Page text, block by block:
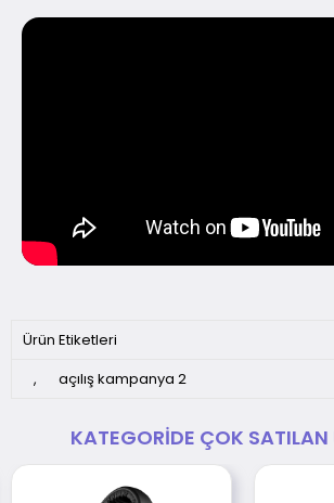
Ürün Etiketleri
,
açılış kampanya 2
KATEGORIDE ÇOK SATILAN